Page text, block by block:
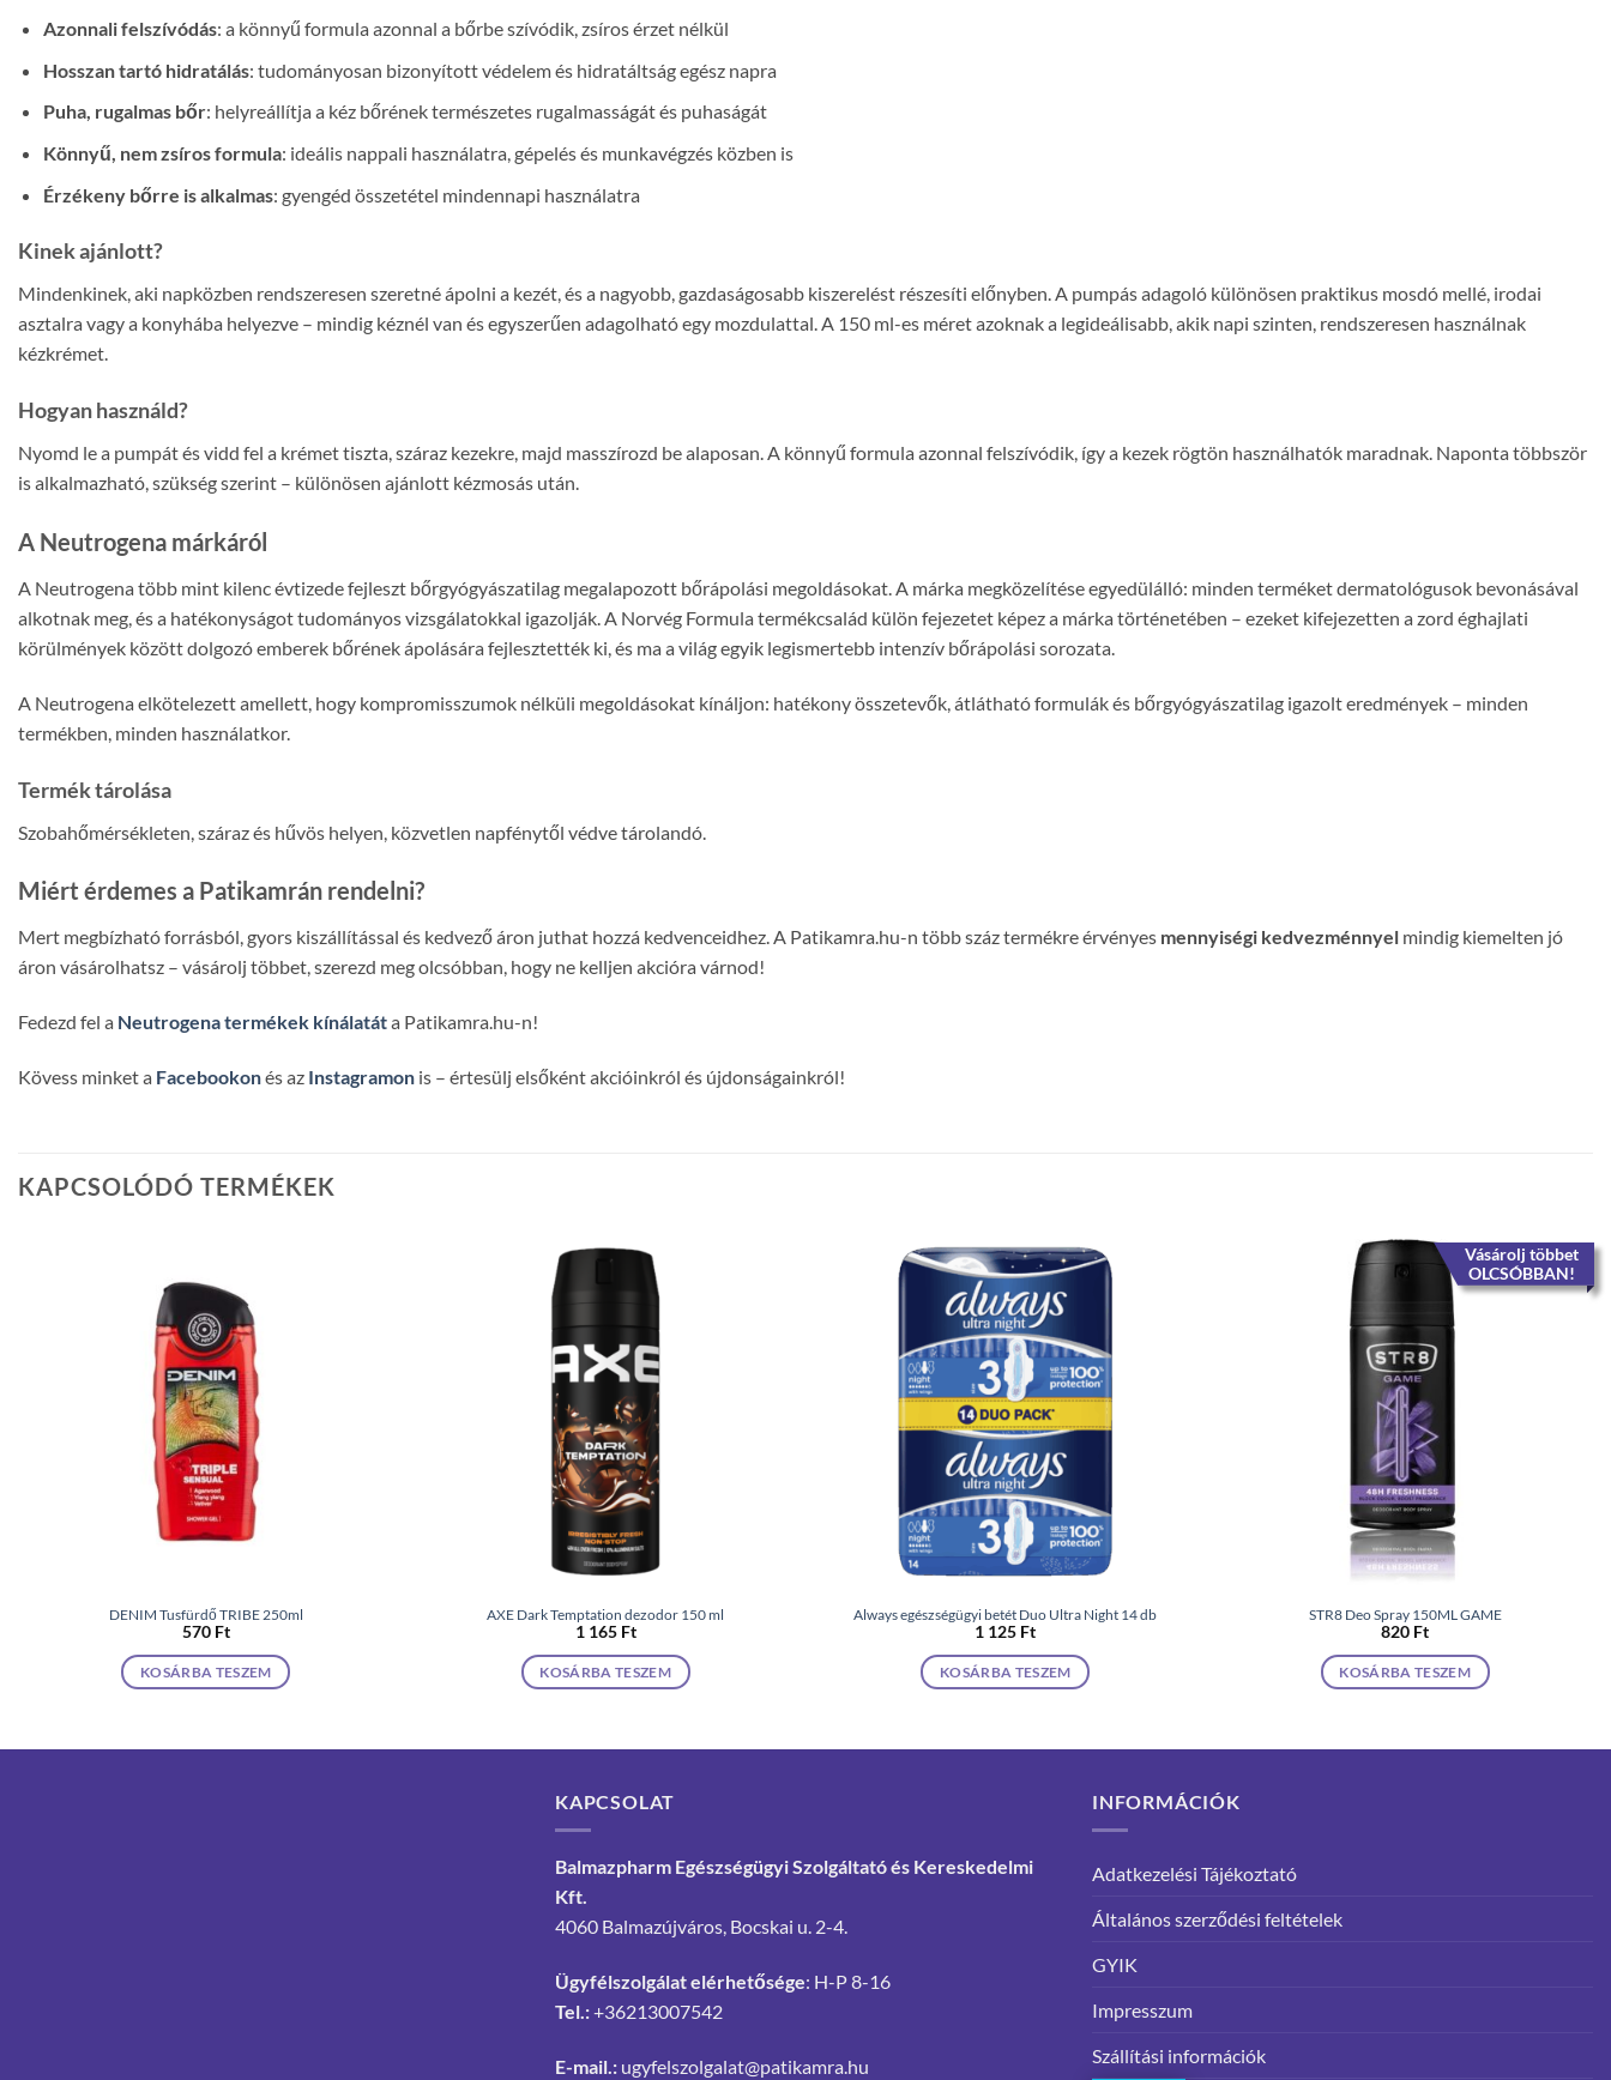
Azonnali felszívódás: a könnyű formula azonnal a bőrbe szívódik, zsíros érzet nélkül
Hosszan tartó hidratálás: tudományosan bizonyított védelem és hidratáltság egész napra
Puha, rugalmas bőr: helyreállítja a kéz bőrének természetes rugalmasságát és puhaságát
Könnyű, nem zsíros formula: ideális nappali használatra, gépelés és munkavégzés közben is
Érzékeny bőrre is alkalmas: gyengéd összetétel mindennapi használatra
Kinek ajánlott?
Mindenkinek, aki napközben rendszeresen szeretné ápolni a kezét, és a nagyobb, gazdaságosabb kiszerelést részesíti előnyben. A pumpás adagoló különösen praktikus mosdó mellé, irodai
asztalra vagy a konyhába helyezve – mindig kéznél van és egyszerűen adagolható egy mozdulattal. A 150 ml-es méret azoknak a legideálisabb, akik napi szinten, rendszeresen használnak
kézkrémet.
Hogyan használd?
Nyomd le a pumpát és vidd fel a krémet tiszta, száraz kezekre, majd masszírozd be alaposan. A könnyű formula azonnal felszívódik, így a kezek rögtön használhatók maradnak. Naponta többször
is alkalmazható, szükség szerint – különösen ajánlott kézmosás után.
A Neutrogena márkáról
A Neutrogena több mint kilenc évtizede fejleszt bőrgyógyászatilag megalapozott bőrápolási megoldásokat. A márka megközelítése egyedülálló: minden terméket dermatológusok bevonásával
alkotnak meg, és a hatékonyságot tudományos vizsgálatokkal igazolják. A Norvég Formula termékcsalád külön fejezetet képez a márka történetében – ezeket kifejezetten a zord éghajlati
körülmények között dolgozó emberek bőrének ápolására fejlesztették ki, és ma a világ egyik legismertebb intenzív bőrápolási sorozata.
A Neutrogena elkötelezett amellett, hogy kompromisszumok nélküli megoldásokat kínáljon: hatékony összetevők, átlátható formulák és bőrgyógyászatilag igazolt eredmények – minden
termékben, minden használatkor.
Termék tárolása
Szobahőmérsékleten, száraz és hűvös helyen, közvetlen napfénytől védve tárolandó.
Miért érdemes a Patikamrán rendelni?
Mert megbízható forrásból, gyors kiszállítással és kedvező áron juthat hozzá kedvenceidhez. A Patikamra.hu-n több száz termékre érvényes mennyiségi kedvezménnyel mindig kiemelten jó
áron vásárolhatsz – vásárolj többet, szerezd meg olcsóbban, hogy ne kelljen akcióra várnod!
Fedezd fel a Neutrogena termékek kínálatáta Patikamra.hu-n!
Kövess minket a Facebookonés az Instagramon is – értesülj elsőként akcióinkról és újdonságainkról!
KAPCSOLÓDÓ TERMÉKEK
DENIM Tusfürdő TRIBE 250ml
570 Ft
KOSÁRBA TESZEM
AXE Dark Temptation dezodor 150 ml
1 165 Ft
KOSÁRBA TESZEM
Always egészségügyi betét Duo Ultra Night 14 db
1 125 Ft
KOSÁRBA TESZEM
Vásárolj többet
OLCSÓBBAN!
STR8 Deo Spray 150ML GAME
820 Ft
KOSÁRBA TESZEM
KAPCSOLAT
Balmazpharm Egészségügyi Szolgáltató és Kereskedelmi
Kft.
4060 Balmazújváros, Bocskai u. 2-4.
Ügyfélszolgálat elérhetősége: H-P 8-16
Tel.:+36213007542
E-mail.: ugyfelszolgalat@patikamra.hu
INFORMÁCIÓK
Adatkezelési Tájékoztató
Általános szerződési feltételek
GYIK
Impresszum
Szállítási információk